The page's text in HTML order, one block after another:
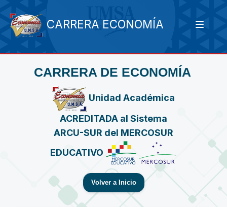
CARRERA ECONOMÍA
CARRERA DE ECONOMÍA
Unidad Académica
ACREDITADA al Sistema
ARCU-SUR del MERCOSUR
EDUCATIVO
Volver a Inicio